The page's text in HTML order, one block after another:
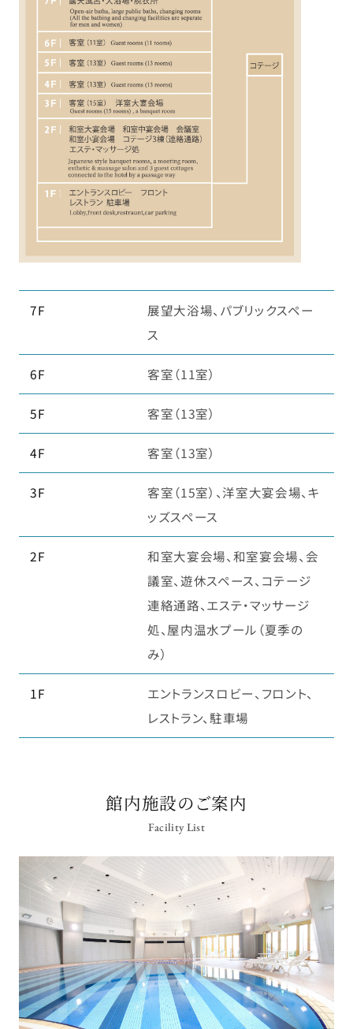
7F
展望大浴場、パブリックスペー
ス
6F 客室（11室）
5F 客室（13室）
4F 客室（13室）
3F
客室（15室）、洋室大宴会場、キ
ッズスペース
2F
和室大宴会場、和室宴会場、会
議室、遊休スペース、コテージ
連絡通路、エステ・マッサージ
処、屋内温水プール（夏季の
み）
1F
エントランスロビー、フロント、
レストラン、駐車場
館内施設のご案内
Facility List